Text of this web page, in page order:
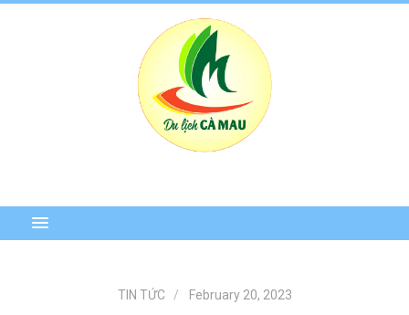
TIN TỨC February 20, 2023